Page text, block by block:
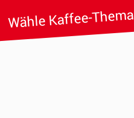
Wähle Kaffee-Thema